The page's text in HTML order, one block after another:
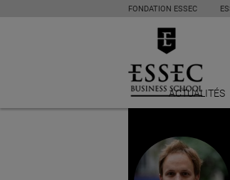
FONDATION ESSEC
ACTUALITÉS